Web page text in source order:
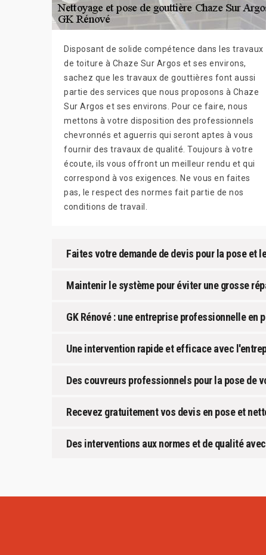
Disposant de solide compétence dans les travaux
de toiture à Chaze Sur Argos et ses environs,
sachez que les travaux de gouttières font aussi
partie des services que nous proposons à Chaze
Sur Argos et ses environs. Pour ce faire, nous
mettons à votre disposition des professionnels
chevronnés et aguerris qui seront aptes à vous
fournir des travaux de qualité. Toujours à votre
écoute, ils vous offront un meilleur rendu et qui
correspond à vos exigences. Ne vous en faites
pas, le respect des normes fait partie de nos
conditions de travail.
Faites votre demande de devis pour la pose et
Maintenir le système pour éviter une grosse
GK Rénové : une entreprise professionnelle en
Une intervention rapide et efficace avec
Des couvreurs professionnels pour la pose de
Recevez gratuitement vos devis en pose et
Des interventions aux normes et de qualité